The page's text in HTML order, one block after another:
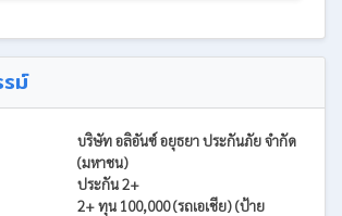
ม์
บริษัท อลิอันซ์ อยุธยา ประกันภัย จำกัด
(มหาชน)
ประกัน 2+
2+ ทุน 100,000 (รถเอเชีย) (ป้าย